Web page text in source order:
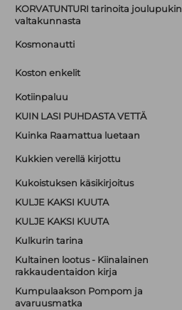
KORVATUNTURI tarinoita joulupukin
valtakunnasta
Kosmonautti
Koston enkelit
Kotiinpaluu
KUIN LASI PUHDASTA VETTÄ
Kuinka Raamattua luetaan
Kukkien verellä kirjottu
Kukoistuksen käsikirjoitus
KULJE KAKSI KUUTA
KULJE KAKSI KUUTA
Kulkurin tarina
Kultainen lootus - Kiinalainen
rakkaudentaidon kirja
Kumpulaakson Pompom ja
avaruusmatka